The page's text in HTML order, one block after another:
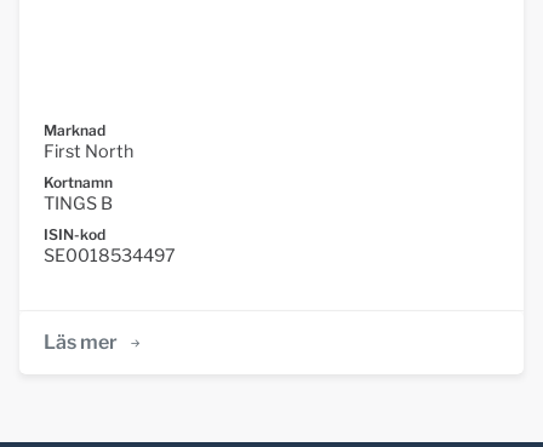
Marknad
First North
Kortnamn
TINGS B
ISIN-kod
SE0018534497
Läs mer